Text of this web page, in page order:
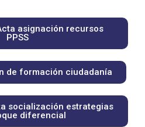
asignación recursos
PPSS
de formación ciudadanía
socialización estrategias
diferencial